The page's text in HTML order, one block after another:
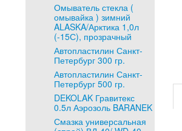
Омыватель стекла (
омывайка ) зимний
ALASKA/Арктика 1,0л
(-15С), прозрачный
Автопластилин Санкт-
Петербург 300 гр.
Автопластилин Санкт-
Петербург 500 гр.
DEKOLAK Гравитекс
0.5л Аэрозоль BARANEK
Смазка универсальная